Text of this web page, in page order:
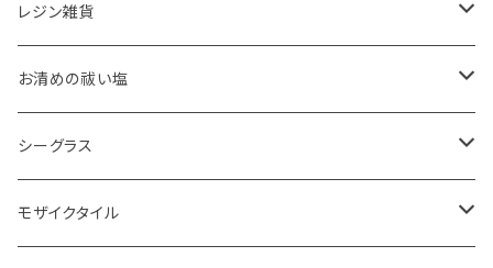
ペーパーウェイト
体験教室
ボード
キーホルダー
タペストリー
ハンギング
コースター
アクセサリートレイ
スマホケース
インテリア
体験教室
レジン雑貨
ピアス
ヘアゴム
キーホルダー
お清めの祓い塩
20220326 天赦塩
20220610 天赦塩
シーグラス
ピアス
モザイクタイル